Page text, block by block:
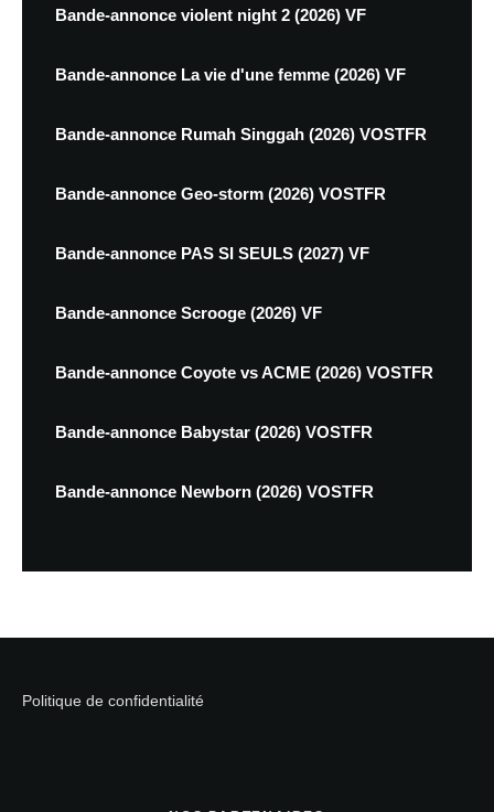
Bande-annonce violent night 2 (2026) VF
Bande-annonce La vie d'une femme (2026) VF
Bande-annonce Rumah Singgah (2026) VOSTFR
Bande-annonce Geo-storm (2026) VOSTFR
Bande-annonce PAS SI SEULS (2027) VF
Bande-annonce Scrooge (2026) VF
Bande-annonce Coyote vs ACME (2026) VOSTFR
Bande-annonce Babystar (2026) VOSTFR
Bande-annonce Newborn (2026) VOSTFR
Politique de confidentialité